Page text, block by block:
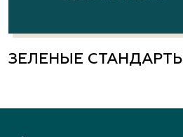
ЗЕЛЕНЫЕ СТАНДАРТЫ